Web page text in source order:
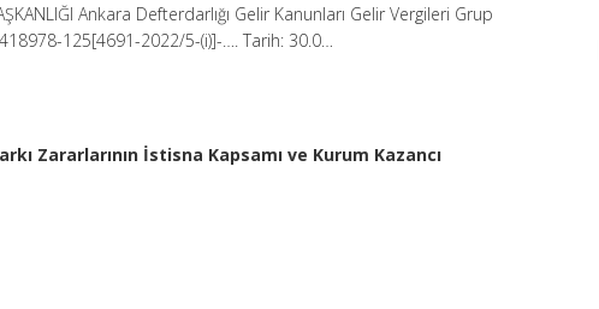
Ankara Defterdarlığı Gelir Kanunları Gelir Vergileri Grup
125[4691-2022/5-(i)]-…. Tarih: 30.0…
Zararlarının İstisna Kapsamı ve Kurum Kazancı